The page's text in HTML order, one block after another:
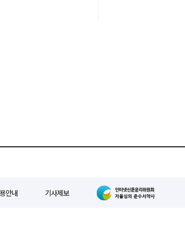
안내 기사제보